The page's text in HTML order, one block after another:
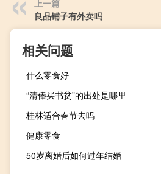
上一篇
良品铺子有外卖吗
相关问题
什么零食好
“清俸买书贫”的出处是哪里
桂林适合春节去吗
健康零食
50岁离婚后如何过年结婚